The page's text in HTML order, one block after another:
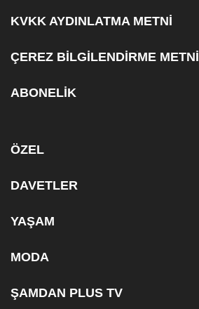
KVKK AYDINLATMA METNİ
ÇEREZ BİLGİLENDİRME METNİ
ABONELİK
ÖZEL
DAVETLER
YAŞAM
MODA
ŞAMDAN PLUS TV